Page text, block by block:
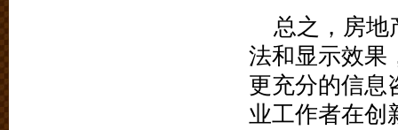
总之，房地
法和显示效果
更充分的信息
业工作者在创